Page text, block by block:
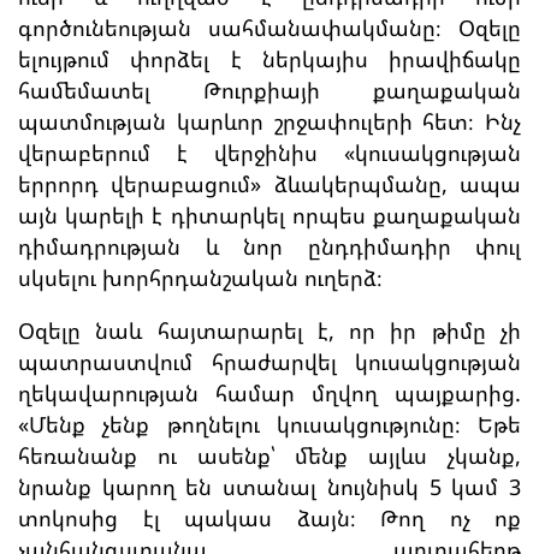
գործունեության սահմանափակմանը։ Օզելը
ելույթում փորձել է ներկայիս իրավիճակը
համեմատել Թուրքիայի քաղաքական
պատմության կարևոր շրջափուլերի հետ։ Ինչ
վերաբերում է վերջինիս «կուսակցության
երրորդ վերաբացում» ձևակերպմանը, ապա
այն կարելի է դիտարկել որպես քաղաքական
դիմադրության և նոր ընդդիմադիր փուլ
սկսելու խորհրդանշական ուղերձ։
Օզելը նաև հայտարարել է, որ իր թիմը չի
պատրաստվում հրաժարվել կուսակցության
ղեկավարության համար մղվող պայքարից.
«Մենք չենք թողնելու կուսակցությունը։ Եթե
հեռանանք ու ասենք՝ մենք այլևս չկանք,
նրանք կարող են ստանալ նույնիսկ 5 կամ 3
տոկոսից էլ պակաս ձայն։ Թող ոչ ոք